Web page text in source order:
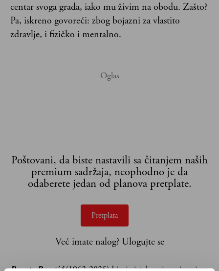
centar svoga grada, iako mu živim na obodu. Zašto?
Pa, iskreno govoreći: zbog bojazni za vlastito
zdravlje, i fizičko i mentalno.
Poštovani, da biste nastavili sa čitanjem naših
premium sadržaja, neophodno je da
odaberete jedan od planova pretplate.
Pretplata
Već imate nalog? Ulogujte se